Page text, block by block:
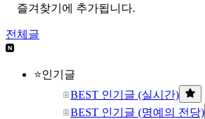
즐겨찾기에 추가됩니다.
전체글
⭐인기글
BEST 인기글 (실시간)
BEST 인기글 (명예의 전당)